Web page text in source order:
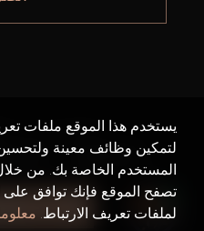
AX CAPITAL ©2026 جميع الحقوق محفوظة
سياسة خريطة الموقع
يستخدم هذا الموقع ملفات
لتمكين وظائف معينة
المستخدم الخاصة بك. من
تصفح الموقع فإنك توافق على
لملفات تعريف الارتباط.